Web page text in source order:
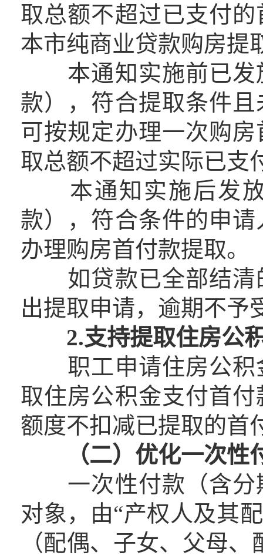
取总额不超过已支付
本市纯商业贷款购房提
本通知实施前已发
款），符合提取条件
可按规定办理一次购
取总额不超过实际已支
本通知实施后发放
款），符合条件的申
办理购房首付款提取。
如贷款已全部结清
出提取申请，逾期不予
2.支持提取住房公
职工申请住房公积
取住房公积金支付首
额度不扣减已提取的首
（二）优化一次
一次性付款（含分
对象，由“产权人及其
（配偶、子女、父母